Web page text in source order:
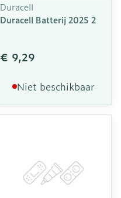
Duracell
Duracell Batterij 2025 2
€ 9,29
Niet beschikbaar